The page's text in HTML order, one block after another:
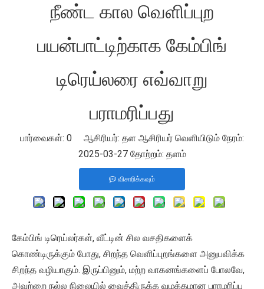
நீண்ட கால வெளிப்புற
பயன்பாட்டிற்காக கேம்பிங்
டிரெய்லரை எவ்வாறு
பராமரிப்பது
பார்வைகள்: 0 ஆசிரியர்: தள ஆசிரியர் வெளியிடும் நேரம்:
2025-03-27 தோற்றம்: தளம்
விசாரிக்கவும்
கேம்பிங் டிரெய்லர்கள், வீட்டின் சில வசதிகளைக்
கொண்டிருக்கும் போது, ​​சிறந்த வெளிப்புறங்களை அனுபவிக்க
சிறந்த வழியாகும். இருப்பினும், மற்ற வாகனங்களைப் போலவே,
அவற்றை நல்ல நிலையில் வைத்திருக்க வழக்கமான பராமரிப்பு